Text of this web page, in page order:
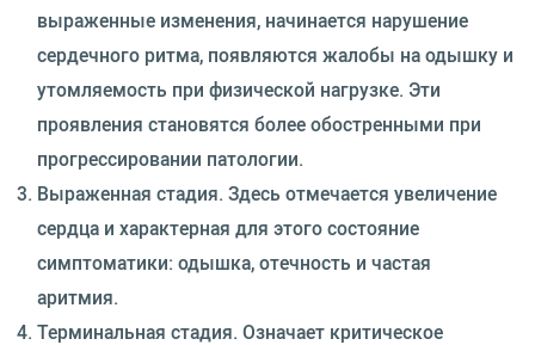
выраженные изменения, начинается нарушение
сердечного ритма, появляются жалобы на одышку и
утомляемость при физической нагрузке. Эти
проявления становятся более обостренными при
прогрессировании патологии.
Выраженная стадия. Здесь отмечается увеличение
сердца и характерная для этого состояние
симптоматики: одышка, отечность и частая
аритмия.
Терминальная стадия. Означает критическое